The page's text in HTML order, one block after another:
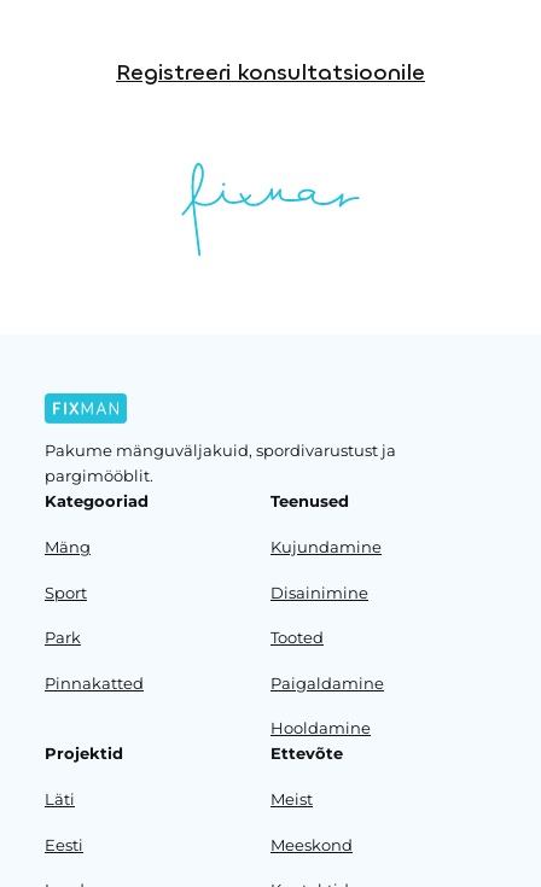
Registreeri konsultatsioonile
Pakume mänguväljakuid, spordivarustust ja
pargimööblit.
Kategooriad
Mäng
Sport
Park
Pinnakatted
Teenused
Kujundamine
Disainimine
Tooted
Paigaldamine
Hooldamine
Projektid
Läti
Eesti
Ettevõte
Meist
Meeskond